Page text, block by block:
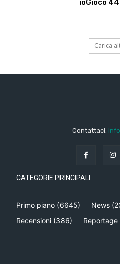
ioGioco
Carica
Contattaci:
CATEGORIE PRINCIPALI
Primo piano (6645) News
Recensioni (386) Reportage